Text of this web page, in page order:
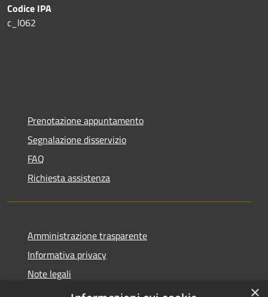
Codice IPA
c_l062
Prenotazione appuntamento
Segnalazione disservizio
FAQ
Richiesta assistenza
Amministrazione trasparente
Informativa privacy
Note legali
Dichiarazione di accessibilità
×